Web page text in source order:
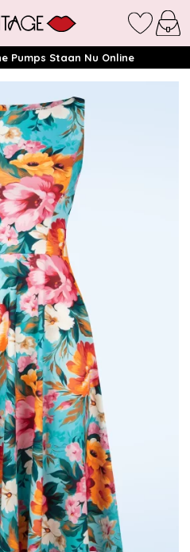
Pumps Staan Nu Online